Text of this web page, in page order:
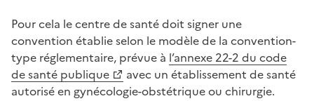
Pour cela le centre de santé doit signer une
convention établie selon le modèle de la convention-
type réglementaire, prévue à l’annexe 22-2 du code
de santé publique
avec un établissement de santé
autorisé en gynécologie-obstétrique ou chirurgie.